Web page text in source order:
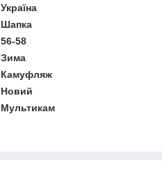
Україна
Шапка
56-58
Зима
Камуфляж
Новий
Мультикам